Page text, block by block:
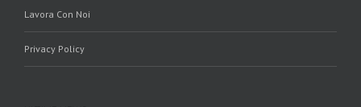
Lavora Con Noi
Privacy Policy